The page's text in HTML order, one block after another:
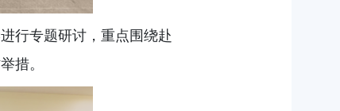
行专题研讨，重点围绕赴
措。